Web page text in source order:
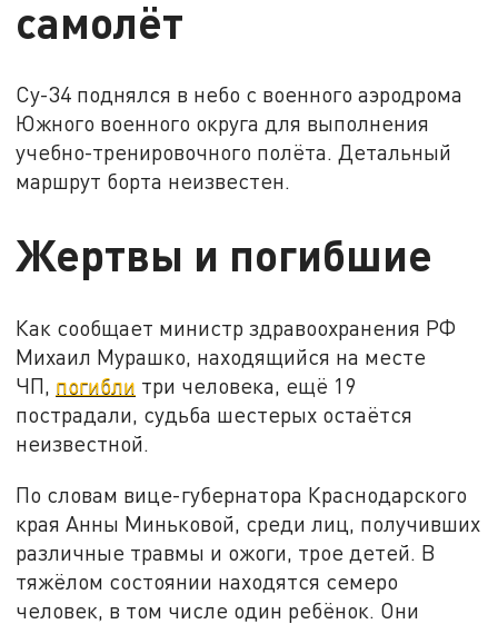
самолёт
Су-34 поднялся в небо с военного аэродрома
Южного военного округа для выполнения
учебно-тренировочного полёта. Детальный
маршрут борта неизвестен.
Жертвы и погибшие
Как сообщает министр здравоохранения РФ
Михаил Мурашко, находящийся на месте
ЧП, погибли три человека, ещё 19
пострадали, судьба шестерых остаётся
неизвестной.
По словам вице-губернатора Краснодарского
края Анны Миньковой, среди лиц, получивших
различные травмы и ожоги, трое детей. В
тяжёлом состоянии находятся семеро
человек, в том числе один ребёнок. Они